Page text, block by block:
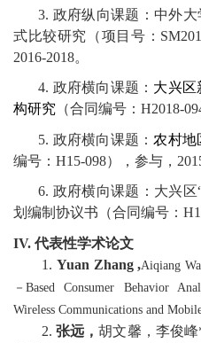
3. 政府纵向课题 ： 中外大
式比较研究
（项目号：
2016-2018。
4. 政府横向课题 ： 大兴区
构研究 （合同编号： H2018-
5. 政府横向课题 ：农村地
编号： H15-098） ，参与 ，
6. 政府横向课题 ： 大兴区
划编制协议书 （合同编号：
IV. 代表性学术论文
1. Yuan Zhang ,Aiqiang
－Based Consumer Behavior
Wireless Communications and
2.张远，胡文馨，李俊峰